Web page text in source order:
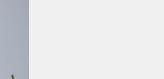
na komfortowe